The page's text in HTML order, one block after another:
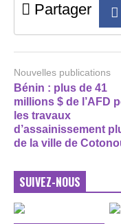
Partager
Nouvelles publications
Bénin : plus de 41
millions $ de l’AFD
les travaux
d’assainissement
de la ville de
SUIVEZ-NOUS